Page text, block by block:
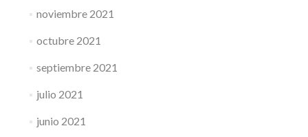
noviembre 2021
octubre 2021
septiembre 2021
julio 2021
junio 2021